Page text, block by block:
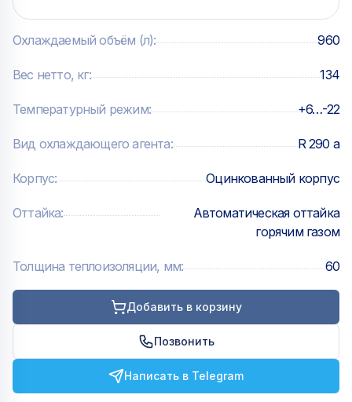
Охлаждаемый объём (л): 960
Вес нетто, кг: 134
Температурный режим: +6…-22
Вид охлаждающего агента: R 290 a
Корпус: Оцинкованный корпус
Оттайка:
Автоматическая оттайка
горячим газом
Толщина теплоизоляции, мм: 60
Добавить в корзину
Позвонить
Написать в Telegram